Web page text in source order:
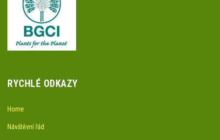
RYCHLÉ ODKAZY
Home
Návštěvní řád